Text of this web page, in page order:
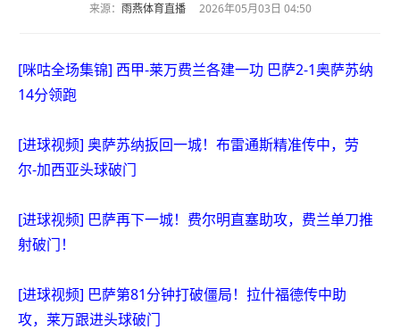
来源： 雨燕体育直播 2026年05月03日 04:50
[咪咕全场集锦] 西甲-莱万费兰各建一功 巴萨2-1奥萨苏纳
14分领跑
[进球视频] 奥萨苏纳扳回一城！布雷通斯精准传中，劳
尔-加西亚头球破门
[进球视频] 巴萨再下一城！费尔明直塞助攻，费兰单刀推
射破门！
[进球视频] 巴萨第81分钟打破僵局！拉什福德传中助
攻，莱万跟进头球破门